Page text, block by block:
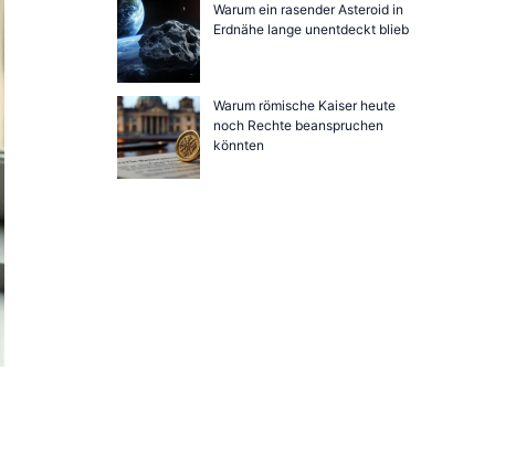
Warum ein rasender Asteroid in
Erdnähe lange unentdeckt blieb
Warum römische Kaiser heute
noch Rechte beanspruchen
könnten